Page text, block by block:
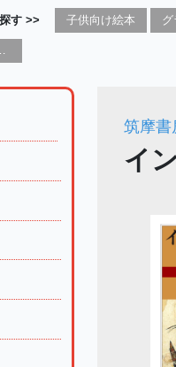
す >> 子供向け絵本
芸術&芸術家
筑摩書
イ